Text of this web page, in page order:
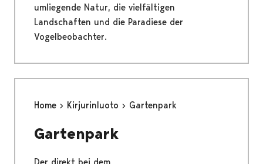
umliegende Natur, die vielfältigen
Landschaften und die Paradiese der
Vogelbeobachter.
Home Kirjurinluoto Gartenpark
Gartenpark